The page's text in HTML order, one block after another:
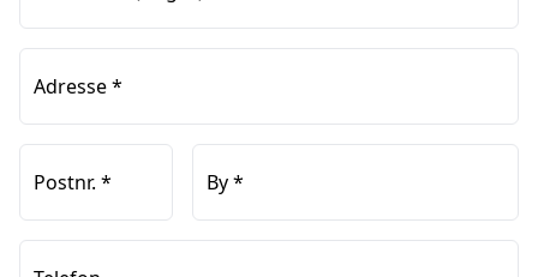
Adresse*
Postnr. * By*